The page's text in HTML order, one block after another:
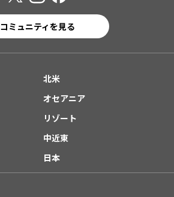
コミュニティを見る
北米
オセアニア
リゾート
中近東
日本